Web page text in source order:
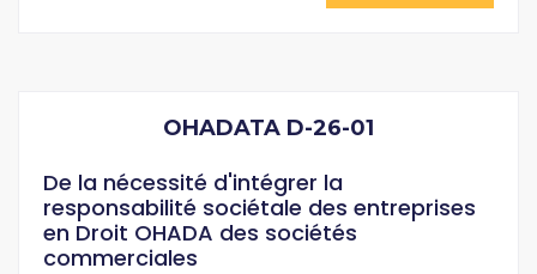
OHADATA D-26-01
De la nécessité d'intégrer la
responsabilité sociétale des entreprises
en Droit OHADA des sociétés
commerciales